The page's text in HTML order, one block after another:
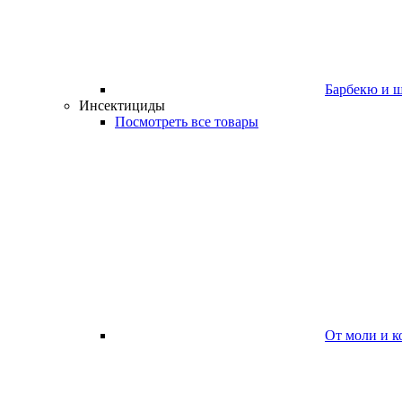
Барбекю и
Инсектициды
Посмотреть все товары
От моли и